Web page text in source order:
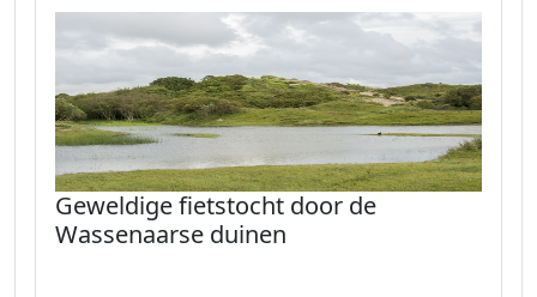
Geweldige fietstocht door de
Wassenaarse duinen